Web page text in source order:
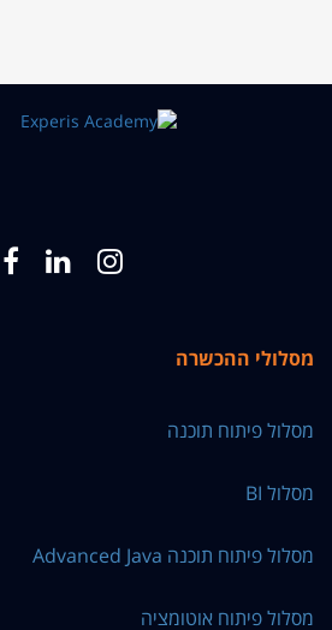
מסלולי ההכשרה
מסלול פיתוח תוכנה
מסלול BI
מסלול פיתוח תוכנה Advanced Java
מסלול פיתוח אוטומציה